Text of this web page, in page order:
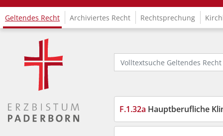
Logo Fachinformationssystem Kirchenrecht
Geltendes Recht Archiviertes Recht Rechtsprechung
Volltextsuche Geltendes Recht
F.1.32a Hauptberufliche